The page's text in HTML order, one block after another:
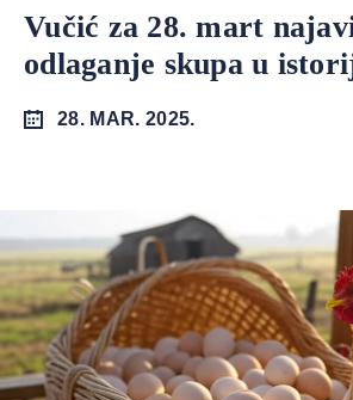
Vučić za 28. mart
odlaganje skupa u
28. MAR. 2025.